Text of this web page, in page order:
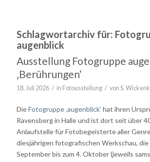
Schlagwortarchiv für:
augenblick
Ausstellung Fotogruppe
‚Berührungen‘
18. Juli 2026 / in Fotousstellung / von S.
DieFotogruppe ‚augenblick‘ hat ihren
Ravensberg in Halle und ist dort seit über
Anlaufstelle für Fotobegeisterte aller
diesjährigen fotografischen Werkschau, die
September bis zum 4. Oktober (jeweils